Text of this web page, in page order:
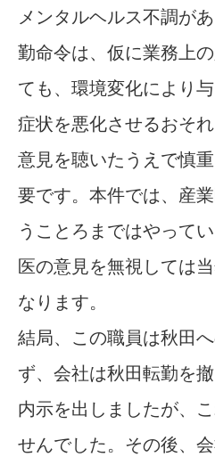
メンタルヘルス不調が
勤命令は、仮に業務上
ても、環境変化により
症状を悪化させるおそ
意見を聴いたうえで慎
要です。本件では、産
うことろまではやって
医の意見を無視しては
なります。
結局、この職員は秋田
ず、会社は秋田転勤を
内示を出しましたが、
せんでした。その後、